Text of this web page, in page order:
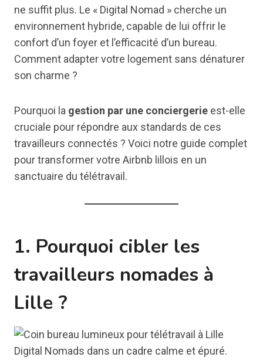
ne suffit plus. Le « Digital Nomad » cherche un
environnement hybride, capable de lui offrir le
confort d’un foyer et l’efficacité d’un bureau.
Comment adapter votre logement sans dénaturer
son charme ?
Pourquoi la gestion par une conciergerie est-elle
cruciale pour répondre aux standards de ces
travailleurs connectés ? Voici notre guide complet
pour transformer votre Airbnb lillois en un
sanctuaire du télétravail.
1. Pourquoi cibler les
travailleurs nomades à
Lille ?